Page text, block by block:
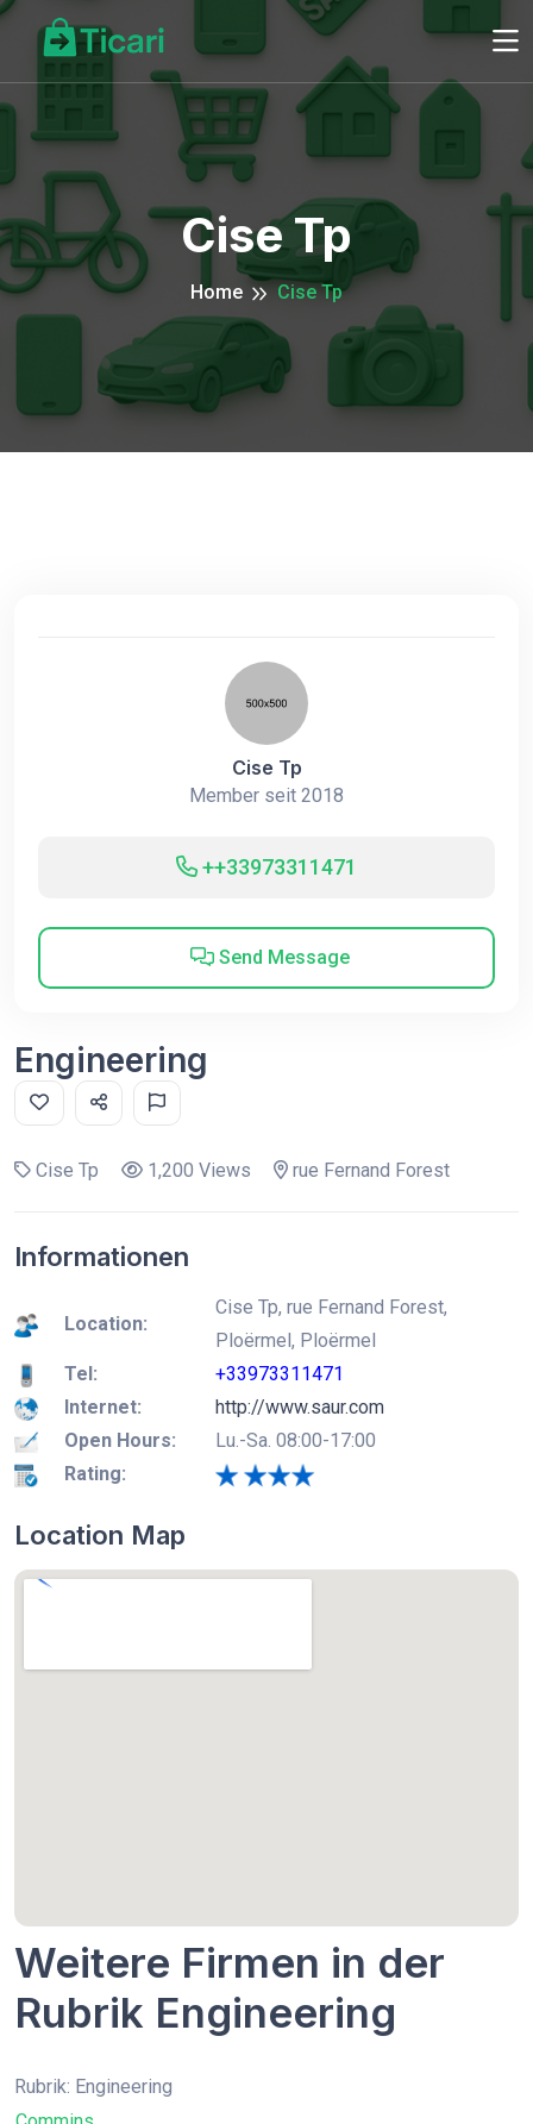
Cise Tp
Home Cise Tp
Cise Tp
Member seit 2018
++33973311471
Send Message
Engineering
Cise Tp 1,200 Views rue Fernand Forest
Informationen
Location:
Cise Tp, rue Fernand Forest,
Ploërmel, Ploërmel
Tel:
+33973311471
Internet:
http://www.saur.com
Open Hours:
Lu.-Sa. 08:00-17:00
Rating:
Location Map
Weitere Firmen in der
Rubrik Engineering
Rubrik: Engineering